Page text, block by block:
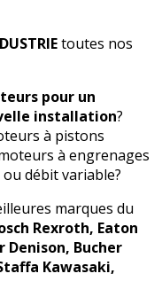
toutes nos
pour un
installation?
à pistons
à engrenages
débit variable?
marques du
Rexroth, Eaton
Denison, Bucher
Kawasaki,